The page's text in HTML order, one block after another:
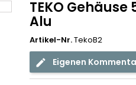
TEKO
Alu
Artikel-Nr.TekoB2
Eigenen